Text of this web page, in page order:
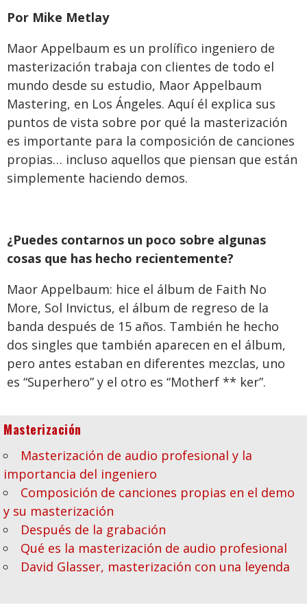
Por Mike Metlay
Maor Appelbaum es un prolífico ingeniero de
masterización trabaja con clientes de todo el
mundo desde su estudio, Maor Appelbaum
Mastering, en Los Ángeles. Aquí él explica sus
puntos de vista sobre por qué la masterización
es importante para la composición de canciones
propias… incluso aquellos que piensan que están
simplemente haciendo demos.
¿Puedes contarnos un poco sobre algunas
cosas que has hecho recientemente?
Maor Appelbaum: hice el álbum de Faith No
More, Sol Invictus, el álbum de regreso de la
banda después de 15 años. También he hecho
dos singles que también aparecen en el álbum,
pero antes estaban en diferentes mezclas, uno
es “Superhero” y el otro es “Motherf ** ker”.
Masterización
Masterización de audio profesional y la
importancia del ingeniero
Composición de canciones propias en el demo
y su masterización
Después de la grabación
Qué es la masterización de audio profesional
David Glasser, masterización con una leyenda